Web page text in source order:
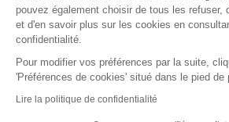
pouvez également choisir de tous les refuser,
et d'en savoir plus sur les cookies en
confidentialité.
Pour modifier vos préférences par la suite,
'Préférences de cookies' situé dans le pied de
Lire la politique de confidentialité
Conditions générales
Signaler une alerte
Procédure de recueil et de
signalements
Accessibilité : non